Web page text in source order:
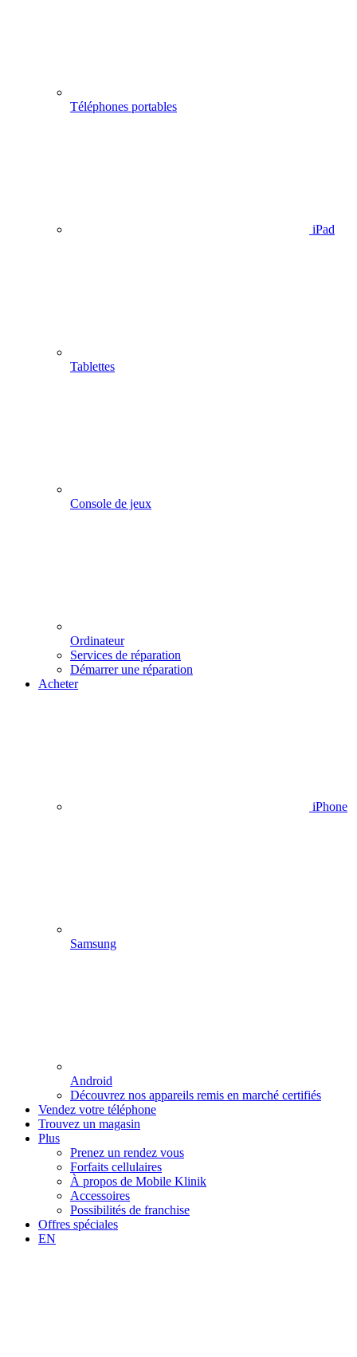
Téléphones portables
iPad
Tablettes
Console de jeux
Ordinateur
Services de réparation
Démarrer une réparation
Acheter
iPhone
Samsung
Android
Découvrez nos appareils remis en marché certifiés
Vendez votre téléphone
Trouvez un magasin
Plus
Prenez un rendez vous
Forfaits cellulaires
À propos de Mobile Klinik
Accessoires
Possibilités de franchise
Offres spéciales
EN